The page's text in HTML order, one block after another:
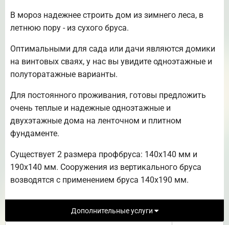
В мороз надежнее строить дом из зимнего леса, в
летнюю пору - из сухого бруса.
Оптимальными для сада или дачи являются домики
на винтовых сваях, у нас вы увидите одноэтажные и
полуторатажные варианты.
Для постоянного проживания, готовы предложить
очень теплые и надежные одноэтажные и
двухэтажные дома на ленточном и плитном
фундаменте.
Существует 2 размера профбруса: 140х140 мм и
190х140 мм. Сооружения из вертикального бруса
возводятся с применением бруса 140х190 мм.
Дополнительные услуги